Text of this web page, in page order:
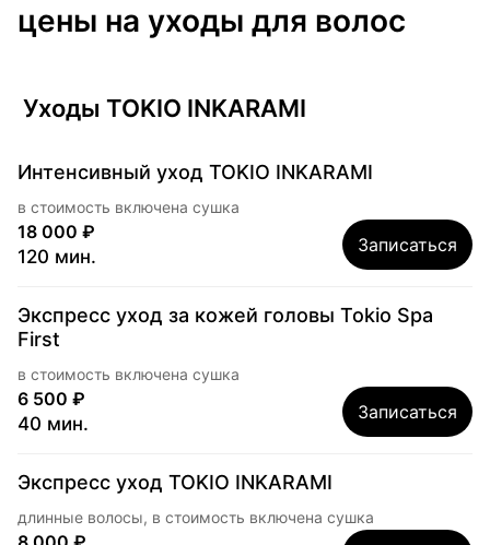
цены на уходы для волос
Уходы TOKIO INKARAMI
Интенсивный уход TOKIO INKARAMI
в стоимость включена сушка
18 000 ₽
120 мин.
Записаться
Экспресс уход за кожей головы Tokio Spa
First
в стоимость включена сушка
6 500 ₽
40 мин.
Записаться
Экспресс уход TOKIO INKARAMI
длинные волосы, в стоимость включена сушка